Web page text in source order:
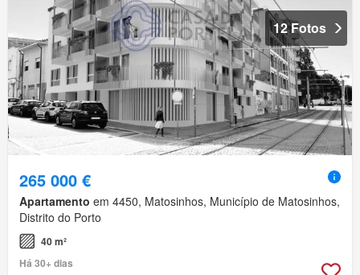
12 Fotos
265 000 €
Apartamento em 4450, Matosinhos, Município de Matosinhos,
Distrito do Porto
40 m²
Há 30+ dias